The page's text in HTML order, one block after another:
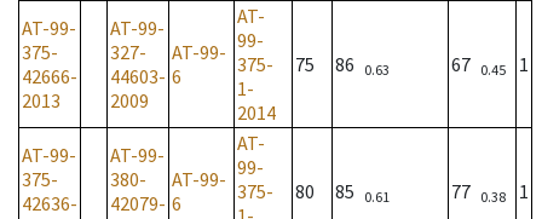
AT-99-
375-
42666-
2013
AT-99-
327-
44603-
2009
AT-99-
6
AT-
99-
375-
1-
2014
75 86 0.63 67 0.45 1
AT-99-
375-
42636-
AT-99-
380-
42079-
AT-99-
6
AT-
99-
375-
80 85 0.61 77 0.38 1